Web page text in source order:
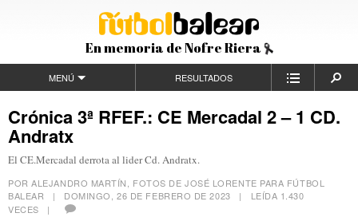
En memoria de Nofre Riera
MENÚ RESULTADOS
Crónica 3ª RFEF.: CE Mercadal 2 – 1 CD.
Andratx
El CE.Mercadal derrota al lider Cd. Andratx.
POR ALEJANDRO MARTÍN, FOTOS DE JOSÉ LORENTE PARA FÚTBOL
BALEAR | DOMINGO, 26 DE FEBRERO DE 2023 | LEÍDA 1.430
VECES |